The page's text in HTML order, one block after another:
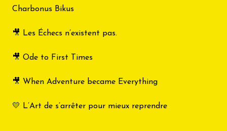
Charbonus Bikus
🎥 Les Échecs n’existent pas.
🎥 Ode to First Times
🎥 When Adventure became Everything
💛 L’Art de s’arrêter pour mieux reprendre